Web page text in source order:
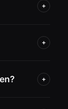
+
+
+